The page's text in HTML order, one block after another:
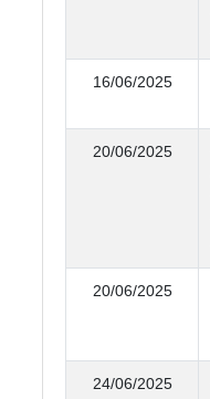
16/06/2025
20/06/2025
20/06/2025
24/06/2025